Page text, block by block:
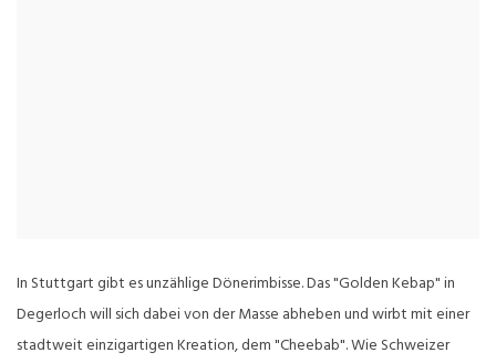
In Stuttgart gibt es unzählige Dönerimbisse. Das "Golden Kebap" in
Degerloch will sich dabei von der Masse abheben und wirbt mit einer
stadtweit einzigartigen Kreation, dem "Cheebab". Wie Schweizer